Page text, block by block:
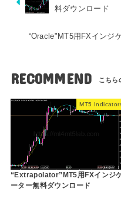
料ダウンロード
“Oracle"MT5用FXインジ
RECOMMEND
MT5
“Extrapolator”MT5用FXインジ
ーター無料ダウンロード